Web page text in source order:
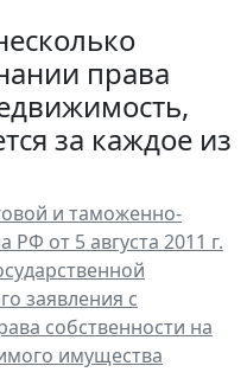
права
за каждое из
и таможенно-
от 5 августа 2011 г.
заявления с
собственности на
имущества